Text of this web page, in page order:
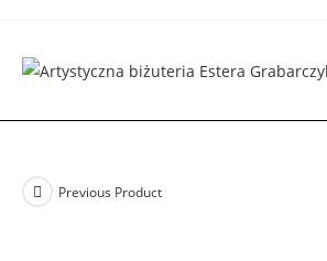
content
Previous Product